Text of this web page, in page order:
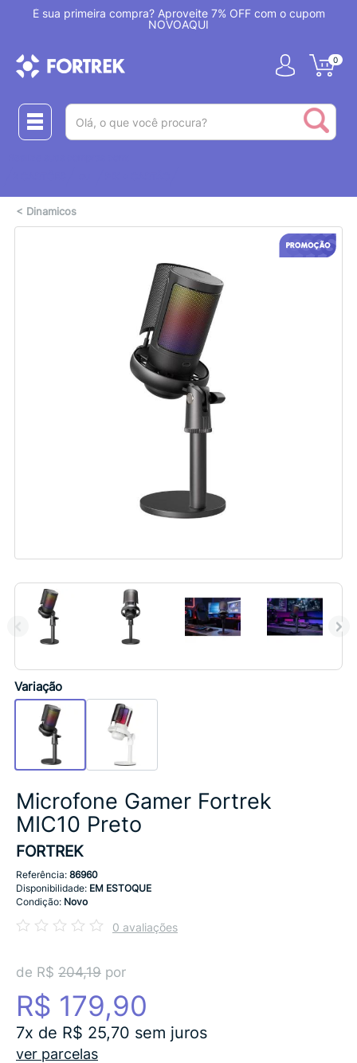
É sua primeira compra? Aproveite 7% OFF com o cupom
NOVOAQUI
0
< Dinamicos
Variação
Microfone Gamer Fortrek
MIC10 Preto
FORTREK
Referência: 86960
Disponibilidade: EM ESTOQUE
Condição: Novo
0 avaliações
de R$ 204,19 por
R$ 179,90
7x de R$ 25,70 sem juros
ver parcelas